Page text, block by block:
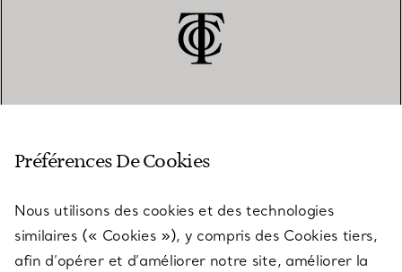
SERVICES
Préférences De Cookies
Nous utilisons des cookies et des technologies
similaires (« Cookies »), y compris des Cookies tiers,
afin d’opérer et d’améliorer notre site, améliorer la